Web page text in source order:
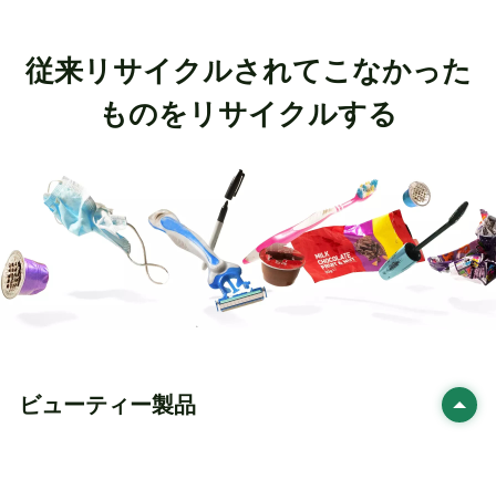
従来リサイクルされてこなかった
ものをリサイクルする
ビューティー製品